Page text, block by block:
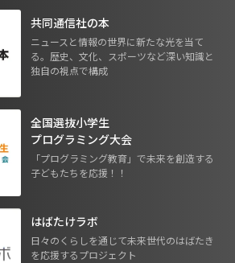
共同通信社の本
ニュースと情報の世界に新たな光を当て
る。歴史、文化、スポーツなど深い知識と
独自の視点で構成
全国選抜小学生
プログラミング大会
「プログラミング教育」で未来を創造する
子どもたちを応援！！
はばたけラボ
日々のくらしを通じて未来世代のはばたき
を応援するプロジェクト